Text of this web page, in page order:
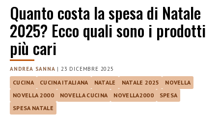
Quanto costa la spesa di Natale
2025? Ecco quali sono i prodotti
più cari
ANDREA SANNA | 23 DICEMBRE 2025
CUCINA CUCINA ITALIANA NATALE NATALE 2025
NOVELLA
NOVELLA 2000
NOVELLA CUCINA NOVELLA2000
SPESA
SPESA NATALE